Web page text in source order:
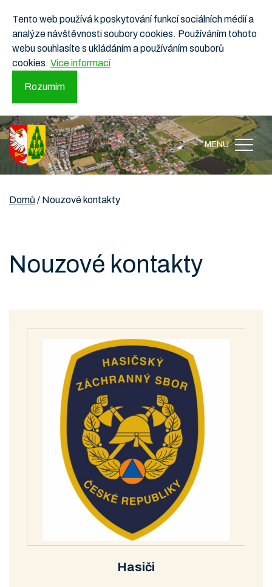
Tento web používá k poskytování funkcí sociálních médií a
analýze návštěvnosti soubory cookies. Používáním tohoto
webu souhlasíte s ukládáním a používáním souborů
cookies. Více informací
Rozumím
MENU
Domů / Nouzové kontakty
Nouzové kontakty
Hasiči